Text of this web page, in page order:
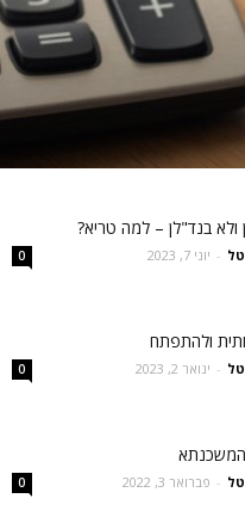
בנד"לן – למה טריא?
- יוני 7, 2023 0
ולהתפתח
- ינואר 2, 2023 0
- פברואר 3, 2022 0